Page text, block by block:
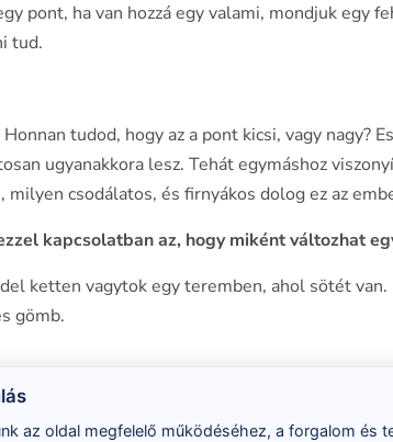
pont, ha van hozzá egy valami, mondjuk egy
tud.
tudod, hogy az a pont kicsi, vagy nagy?
ugyanakkora lesz. Tehát egymáshoz
milyen csodálatos, és firnyákos dolog ez az
kapcsolatban az, hogy miként változhat
ketten vagytok egy teremben, ahol sötét
gömb.
Olvasó?
szürke.
az oldal megfelelő működéséhez, a forgalom